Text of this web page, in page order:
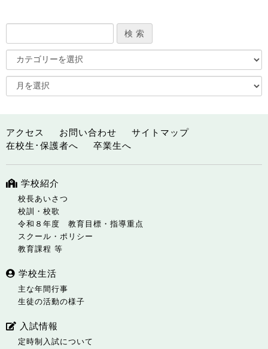
アクセス お問い合わせ
サイトマップ
在校生･保護者へ
卒業生へ
学校紹介
校長あいさつ
校訓・校歌
令和８年度 教育目標・指導重点
スクール・ポリシー
教育課程 等
学校生活
主な年間行事
生徒の活動の様子
入試情報
定時制入試について